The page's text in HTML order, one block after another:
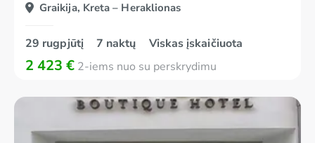
Graikija, Kreta – Heraklionas
29 rugpjūtį 7 naktų Viskas įskaičiuota
2 423 € 2-iems nuo su perskrydimu